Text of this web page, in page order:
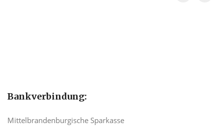
Bankverbindung:
Mittelbrandenburgische Sparkasse